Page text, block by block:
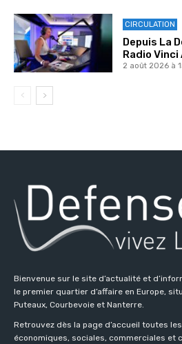
CIRCULATION
Depuis La
Radio
2 août 2026 à
Bienvenue sur le site d’actualité et
le premier quartier d’affaire en Europe,
Puteaux, Courbevoie et Nanterre.
Retrouvez dès la page d’accueil toutes
économiques, sociales, commerciales et